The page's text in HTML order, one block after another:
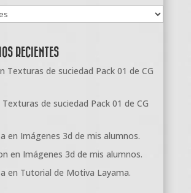
RECIENTES
Texturas de suciedad Pack 01 de CG
Texturas de suciedad Pack 01 de CG
en Imágenes 3d de mis alumnos.
en Imágenes 3d de mis alumnos.
en Tutorial de Motiva Layama.